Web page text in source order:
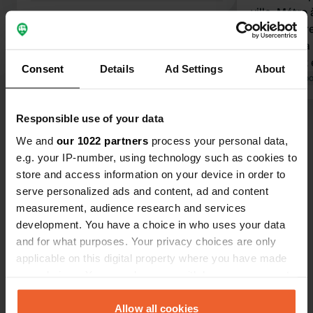
Consent Details Ad Settings About
Responsible use of your data
We and our 1022 partners process your personal data,
e.g. your IP-number, using technology such as cookies to
store and access information on your device in order to
serve personalized ads and content, ad and content
measurement, audience research and services
development. You have a choice in who uses your data
and for what purposes. Your privacy choices are only
applicable on this digital property where you have made
any time from the Cookie Declaration or by clicking on
the Privacy trigger icon.Allow all cookies
ville. Métro
nombreux
boulevard
Douches
publique à
Traduit par
Voir tous les 97 avis
Es-tu déjà venu ici ?